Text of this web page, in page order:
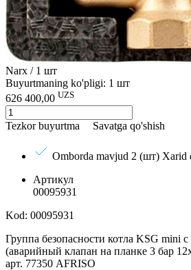
Narx / 1 шт
Buyurtmaning ko'pligi: 1 шт
626 400,00 UZS
Tezkor buyurtma Savatga qo'shish
Omborda mavjud 2 (шт) Xarid
Артикул
00095931
Kod: 00095931
Группа безопасности котла KSG mini
(аварийный клапан на планке 3 бар
арт. 77350 AFRISO